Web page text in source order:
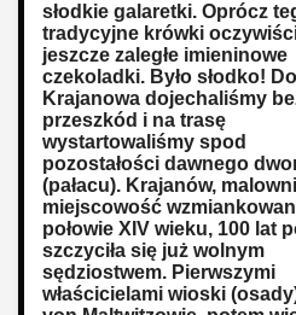
słodkie galaretki. Oprócz
tradycyjne krówki
jeszcze zaległe imieninowe
czekoladki. Było słodko! Do
Krajanowa dojechaliśmy
przeszkód i na trasę
wystartowaliśmy spod
pozostałości dawnego
(pałacu). Krajanów,
miejscowość
połowie XIV wieku, 100 lat
szczyciła się już wolnym
sędziostwem. Pierwszymi
właścicielami wioski